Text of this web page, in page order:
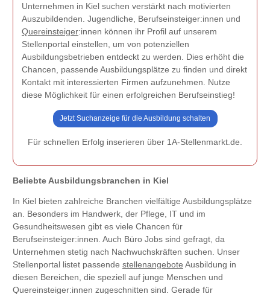
Unternehmen in Kiel suchen verstärkt nach motivierten
Auszubildenden. Jugendliche, Berufseinsteiger:innen und
Quereinsteiger:innen können ihr Profil auf unserem
Stellenportal einstellen, um von potenziellen
Ausbildungsbetrieben entdeckt zu werden. Dies erhöht die
Chancen, passende Ausbildungsplätze zu finden und direkt
Kontakt mit interessierten Firmen aufzunehmen. Nutze
diese Möglichkeit für einen erfolgreichen Berufseinstieg!
Jetzt Suchanzeige für die Ausbildung schalten
Für schnellen Erfolg inserieren über 1A-Stellenmarkt.de.
Beliebte Ausbildungsbranchen in Kiel
In Kiel bieten zahlreiche Branchen vielfältige Ausbildungsplätze
an. Besonders im Handwerk, der Pflege, IT und im
Gesundheitswesen gibt es viele Chancen für
Berufseinsteiger:innen. Auch Büro Jobs sind gefragt, da
Unternehmen stetig nach Nachwuchskräften suchen. Unser
Stellenportal listet passende stellenangebote Ausbildung in
diesen Bereichen, die speziell auf junge Menschen und
Quereinsteiger:innen zugeschnitten sind. Gerade für